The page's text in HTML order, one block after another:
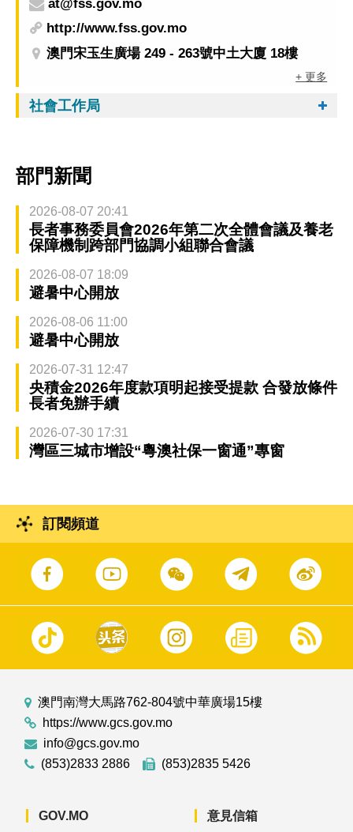
at@fss.gov.mo
http://www.fss.gov.mo
澳門宋玉生廣場 249 - 263號中土大廈 18樓
+ 更多
社會工作局
部門新聞
2026-08-07 20:41
長者事務委員會2026年第二次全體會議及養老
保障機制跨部門協調小組聯合會議
2026-08-07 18:09
避暑中心開放
2026-08-06 11:00
避暑中心開放
2026-07-31 12:47
央積金2026年度款項明起接受提款 合發放條件
長者免辦手續
2026-07-30 17:31
灣區三城市增設“粵澳社保一窗通”專窗
訂閱頻道
澳門南灣大馬路762-804號中華廣場15樓
https://www.gcs.gov.mo
info@gcs.gov.mo
(853)2833 2886
(853)2835 5426
GOV.MO 意見信箱